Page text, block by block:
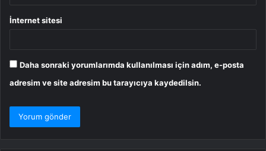
İnternet sitesi
Daha sonraki yorumlarımda kullanılması için adım, e-posta
adresim ve site adresim bu tarayıcıya kaydedilsin.